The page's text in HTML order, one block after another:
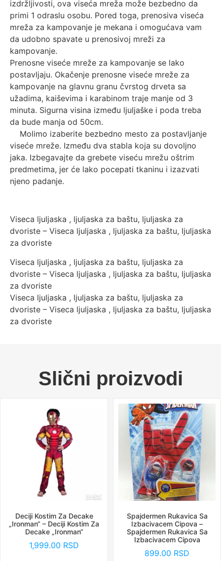
izdržljivosti, ova viseća mreža može bezbedno da
primi 1 odraslu osobu. Pored toga, prenosiva viseća
mreža za kampovanje je mekana i omogućava vam
da udobno spavate u prenosivoj mreži za
kampovanje.
Prenosne viseće mreže za kampovanje se lako
postavljaju. Okačenje prenosne viseće mreže za
kampovanje na glavnu granu čvrstog drveta sa
užadima, kaiševima i karabinom traje manje od 3
minuta. Sigurna visina između ljuljaške i poda treba
da bude manja od 50cm.
Molimo izaberite bezbedno mesto za postavljanje
viseće mreže. Između dva stabla koja su dovoljno
jaka. Izbegavajte da grebete viseću mrežu oštrim
predmetima, jer će lako pocepati tkaninu i izazvati
njeno padanje.
Viseca ljuljaska , ljuljaska za baštu, ljuljaska za
dvoriste – Viseca ljuljaska , ljuljaska za baštu, ljuljaska
za dvoriste
Viseca ljuljaska , ljuljaska za baštu, ljuljaska za
dvoriste – Viseca ljuljaska , ljuljaska za baštu, ljuljaska
za dvoriste
Viseca ljuljaska , ljuljaska za baštu, ljuljaska za
dvoriste – Viseca ljuljaska , ljuljaska za baštu, ljuljaska
za dvoriste
Slični proizvodi
Deciji Kostim Za Decake
„Ironman“ – Deciji Kostim Za
Decake „Ironman“
1,999.00 RSD
Spajdermen Rukavica Sa
Izbacivacem Cipova –
Spajdermen Rukavica Sa
Izbacivacem Cipova
899.00 RSD